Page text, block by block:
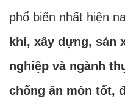
phổ biến nhất hiện
khí, xây dựng, sản
nghiệp và ngành
chống ăn mòn tốt,